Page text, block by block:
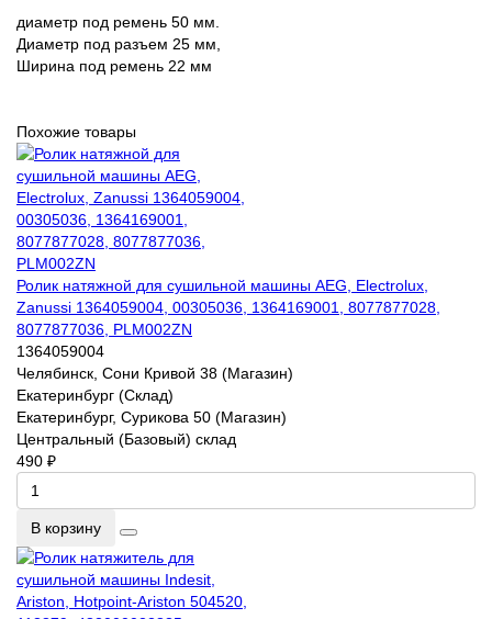
диаметр под ремень 50 мм.
Диаметр под разъем 25 мм,
Ширина под ремень 22 мм
Похожие товары
Ролик натяжной для сушильной машины AEG, Electrolux,
Zanussi 1364059004, 00305036, 1364169001, 8077877028,
8077877036, PLM002ZN
1364059004
Челябинск, Сони Кривой 38 (Магазин)
Екатеринбург (Склад)
Екатеринбург, Сурикова 50 (Магазин)
Центральный (Базовый) склад
490 ₽
В корзину